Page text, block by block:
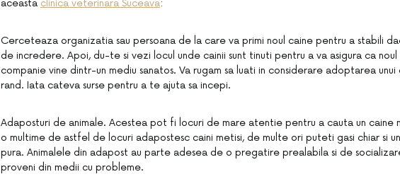
aceasta clinica veterinara Suceava:
Cerceteaza organizatia sau persoana de la care va primi noul caine pentru a stabili
de incredere. Apoi, du-te si vezi locul unde cainii sunt tinuti pentru a va asigura ca noul
companie vine dintr-un mediu sanatos. Va rugam sa luati in considerare adoptarea unui
rand. Iata cateva surse pentru a te ajuta sa incepi.
Adaposturi de animale. Acestea pot fi locuri de mare atentie pentru a cauta un caine
o multime de astfel de locuri adapostesc caini metisi, de multe ori puteti gasi chiar si
pura. Animalele din adapost au parte adesea de o pregatire prealabila si de
proveni din medii cu probleme.